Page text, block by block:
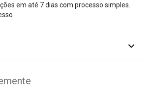
em até 7 dias com processo simples.